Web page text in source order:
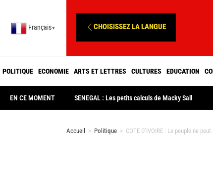
Français ▼ CHOISISSEZ LA LANGUE
POLITIQUE ECONOMIE ARTS ET LETTRES CULTURES EDUCATION
EN CE MOMENT SENEGAL : Les petits calculs de Macky Sall
Accueil > Politique > COTE D’IVOIRE : Le peuple ne